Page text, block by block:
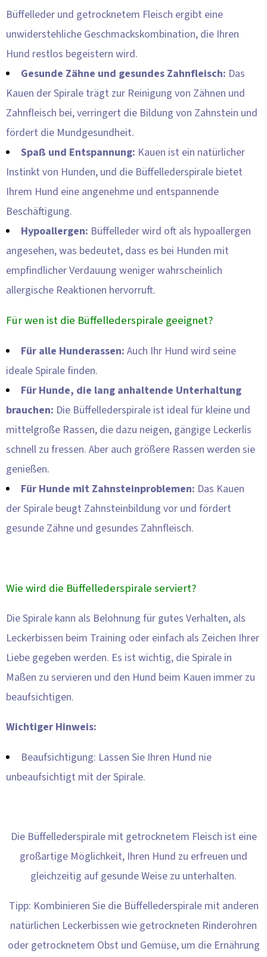
Büffelleder und getrocknetem Fleisch ergibt eine
unwiderstehliche Geschmackskombination, die Ihren
Hund restlos begeistern wird.
Gesunde Zähne und gesundes Zahnfleisch: Das
Kauen der Spirale trägt zur Reinigung von Zähnen und
Zahnfleisch bei, verringert die Bildung von Zahnstein und
fördert die Mundgesundheit.
Spaß und Entspannung: Kauen ist ein natürlicher
Instinkt von Hunden, und die Büffellederspirale bietet
Ihrem Hund eine angenehme und entspannende
Beschäftigung.
Hypoallergen: Büffelleder wird oft als hypoallergen
angesehen, was bedeutet, dass es bei Hunden mit
empfindlicher Verdauung weniger wahrscheinlich
allergische Reaktionen hervorruft.
Für wen ist die Büffellederspirale geeignet?
Für alle Hunderassen: Auch Ihr Hund wird seine
ideale Spirale finden.
Für Hunde, die lang anhaltende Unterhaltung
brauchen: Die Büffellederspirale ist ideal für kleine und
mittelgroße Rassen, die dazu neigen, gängige Leckerlis
schnell zu fressen. Aber auch größere Rassen werden sie
genießen.
Für Hunde mit Zahnsteinproblemen: Das Kauen
der Spirale beugt Zahnsteinbildung vor und fördert
gesunde Zähne und gesundes Zahnfleisch.
Wie wird die Büffellederspirale serviert?
Die Spirale kann als Belohnung für gutes Verhalten, als
Leckerbissen beim Training oder einfach als Zeichen Ihrer
Liebe gegeben werden. Es ist wichtig, die Spirale in
Maßen zu servieren und den Hund beim Kauen immer zu
beaufsichtigen.
Wichtiger Hinweis:
Beaufsichtigung: Lassen Sie Ihren Hund nie
unbeaufsichtigt mit der Spirale.
Die Büffellederspirale mit getrocknetem Fleisch ist eine
großartige Möglichkeit, Ihren Hund zu erfreuen und
gleichzeitig auf gesunde Weise zu unterhalten.
Tipp: Kombinieren Sie die Büffellederspirale mit anderen
natürlichen Leckerbissen wie getrockneten Rinderohren
oder getrocknetem Obst und Gemüse, um die Ernährung